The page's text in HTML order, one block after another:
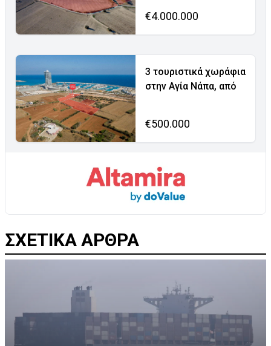
€4.000.000
3 τουριστικά χωράφια
στην Αγία Νάπα, από
€500.000
ΣΧΕΤΙΚΑ ΑΡΘΡΑ